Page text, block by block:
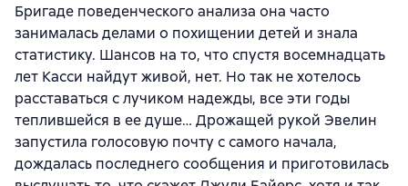
Бригаде поведенческого анализа она часто
занималась делами о похищении детей и знала
статистику. Шансов на то, что спустя восемнадцать
лет Касси найдут живой, нет. Но так не хотелось
расставаться с лучиком надежды, все эти годы
теплившейся в ее душе… Дрожащей рукой Эвелин
запустила голосовую почту с самого начала,
дождалась последнего сообщения и приготовилась